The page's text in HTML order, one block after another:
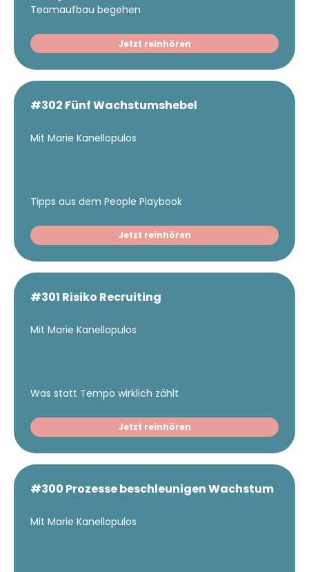
Teamaufbau begehen
Jetzt reinhören
#302 Fünf Wachstumshebel
Mit Marie Kanellopulos
Tipps aus dem People Playbook
Jetzt reinhören
#301 Risiko Recruiting
Mit Marie Kanellopulos
Was statt Tempo wirklich zählt
Jetzt reinhören
#300 Prozesse beschleunigen Wachstum
Mit Marie Kanellopulos